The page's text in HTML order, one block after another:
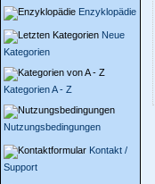
Enzyklopädie
Neue
Kategorien
Kategorien A - Z
Nutzungsbedingungen
Kontakt /
Support